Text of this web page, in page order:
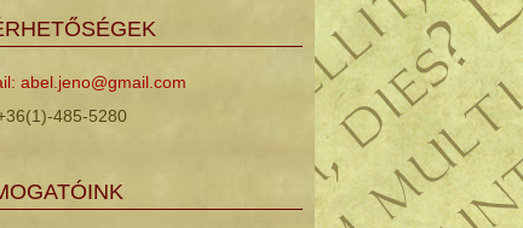
abel.jeno@gmail.com
485-5280